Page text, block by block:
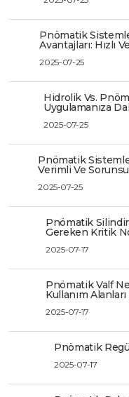
Pnömatik
Avantajları: Hızlı
2025-07-25
Hidrolik Vs.
Uygulamanıza
2025-07-25
Pnömatik
Verimli Ve
2025-07-25
Pnömatik
Gereken Kritik
2025-07-17
Pnömatik Valf
Kullanım Alanları
2025-07-17
Pnömatik
2025-07-17